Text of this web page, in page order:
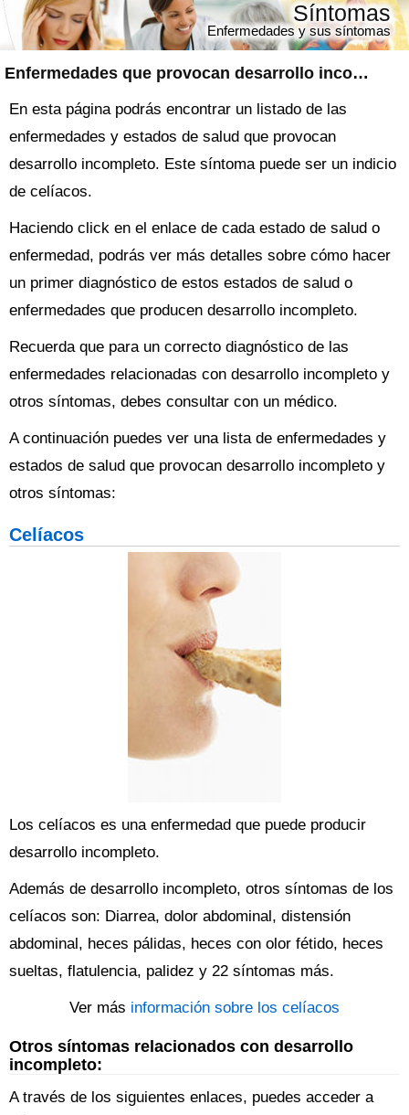
Enfermedades que provocan desarrollo incompleto
Síntomas
Enfermedades y sus síntomas
En esta página podrás encontrar un listado de las
enfermedades y estados de salud que provocan
desarrollo incompleto. Este síntoma puede ser un indicio
de celíacos.
Haciendo click en el enlace de cada estado de salud o
enfermedad, podrás ver más detalles sobre cómo hacer
un primer diagnóstico de estos estados de salud o
enfermedades que producen desarrollo incompleto.
Recuerda que para un correcto diagnóstico de las
enfermedades relacionadas con desarrollo incompleto y
otros síntomas, debes consultar con un médico.
A continuación puedes ver una lista de enfermedades y
estados de salud que provocan desarrollo incompleto y
otros síntomas:
Celíacos
Los celíacos es una enfermedad que puede producir
desarrollo incompleto.
Además de desarrollo incompleto, otros síntomas de los
celíacos son: Diarrea, dolor abdominal, distensión
abdominal, heces pálidas, heces con olor fétido, heces
sueltas, flatulencia, palidez y 22 síntomas más.
Ver más información sobre los celíacos
Otros síntomas relacionados con desarrollo
incompleto:
A través de los siguientes enlaces, puedes acceder a